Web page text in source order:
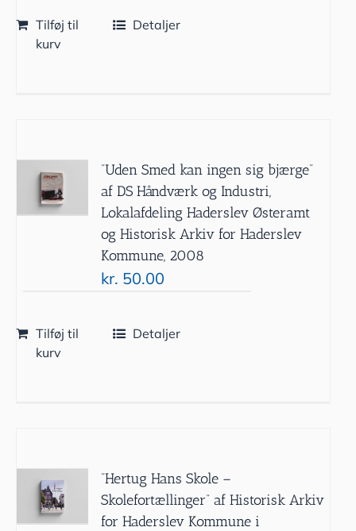
Tilføj til
kurv
Detaljer
”Uden Smed kan ingen sig bjærge”
af DS Håndværk og Industri,
Lokalafdeling Haderslev Østeramt
og Historisk Arkiv for Haderslev
Kommune, 2008
kr. 50.00
Tilføj til
kurv
Detaljer
”Hertug Hans Skole –
Skolefortællinger” af Historisk Arkiv
for Haderslev Kommune i